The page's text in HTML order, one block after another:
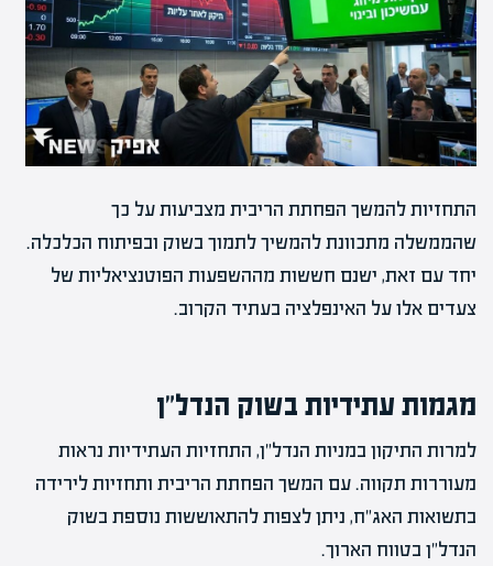
התחזיות להמשך הפחתת הריבית מצביעות על כך
שהממשלה מתכוונת להמשיך לתמוך בשוק ובפיתוח הכלכלה.
יחד עם זאת, ישנם חששות מההשפעות הפוטנציאליות של
צעדים אלו על האינפלציה בעתיד הקרוב.
מגמות עתידיות בשוק הנדל"ן
למרות התיקון במניות הנדל"ן, התחזיות העתידיות נראות
מעוררות תקווה. עם המשך הפחתת הריבית ותחזיות לירידה
בתשואות האג"ח, ניתן לצפות להתאוששות נוספת בשוק
הנדל"ן בטווח הארוך.